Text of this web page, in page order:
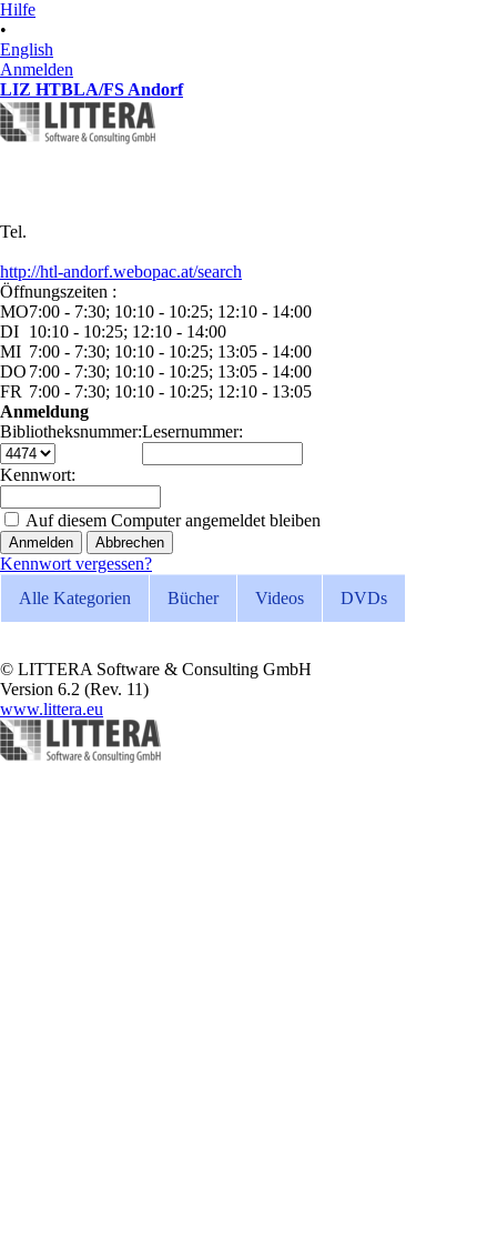
Hilfe
•
English
Anmelden
LIZ HTBLA/FS Andorf
Tel.
http://htl-andorf.webopac.at/search
Öffnungszeiten :
MO7:00 - 7:30; 10:10 - 10:25; 12:10 - 14:00
DI 10:10 - 10:25; 12:10 - 14:00
MI 7:00 - 7:30; 10:10 - 10:25; 13:05 - 14:00
DO 7:00 - 7:30; 10:10 - 10:25; 13:05 - 14:00
FR 7:00 - 7:30; 10:10 - 10:25; 12:10 - 13:05
Anmeldung
Bibliotheksnummer:Lesernummer:
Kennwort:
Auf diesem Computer angemeldet bleiben
Abbrechen
Kennwort vergessen?
Alle Kategorien
Bücher Videos DVDs
© LITTERA Software & Consulting GmbH
Version 6.2 (Rev. 11)
www.littera.eu